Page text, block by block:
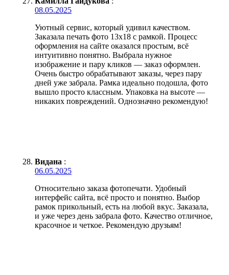
08.05.2025
Уютный сервис, который удивил качеством.
Заказала печать фото 13х18 с рамкой. Процесс
оформления на сайте оказался простым, всё
интуитивно понятно. Выбрала нужное
изображение и пару кликов — заказ оформлен.
Очень быстро обрабатывают заказы, через пару
дней уже забрала. Рамка идеально подошла, фото
вышло просто классным. Упаковка на высоте —
никаких повреждений. Однозначно рекомендую!
Видана :
06.05.2025
Относительно заказа фотопечати. Удобный
интерфейс сайта, всё просто и понятно. Выбор
рамок прикольный, есть на любой вкус. Заказала,
и уже через день забрала фото. Качество отличное,
красочное и четкое. Рекомендую друзьям!